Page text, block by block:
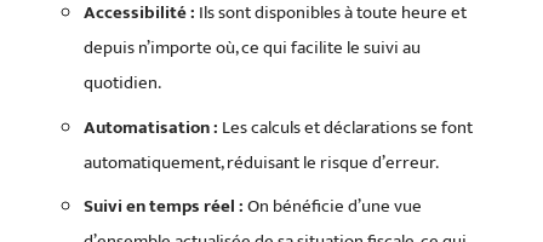
Accessibilité : Ils sont disponibles à toute heure et
depuis n’importe où, ce qui facilite le suivi au
quotidien.
Automatisation : Les calculs et déclarations se font
automatiquement, réduisant le risque d’erreur.
Suivi en temps réel :On bénéficie d’une vue